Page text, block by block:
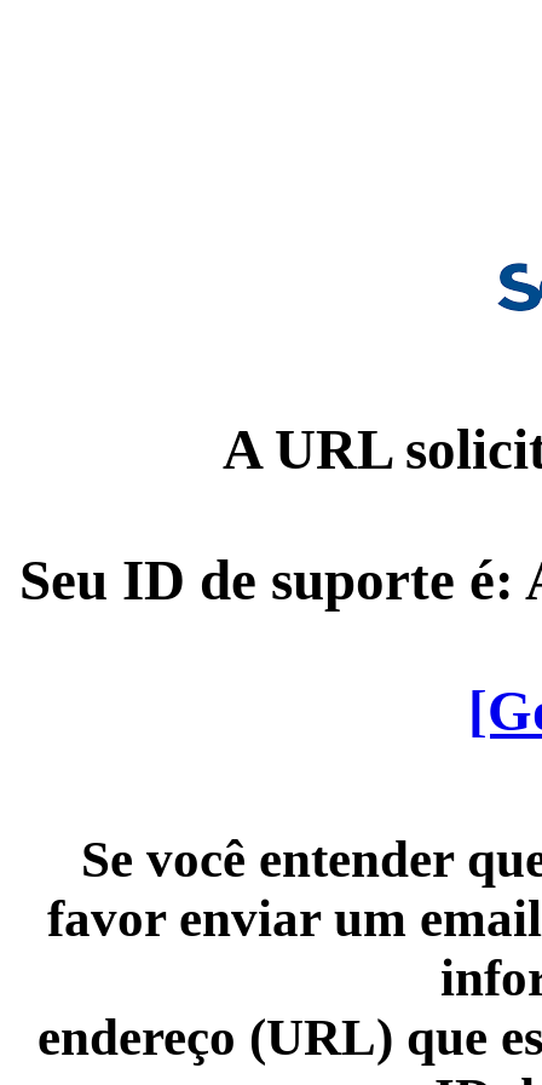
A URL
Seu ID de suporte é:
Se você entender
favor enviar um
endereço (URL) que